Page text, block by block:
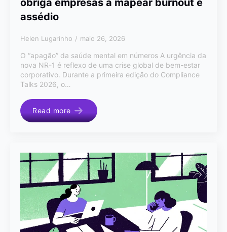
obriga empresas a mapear burnout e
assédio
Helen Lugarinho maio 26, 2026
O “apagão” da saúde mental em números A urgência da
nova NR-1 é reflexo de uma crise global de bem-estar
corporativo. Durante a primeira edição do Compliance
Talks 2026, o…
Read more